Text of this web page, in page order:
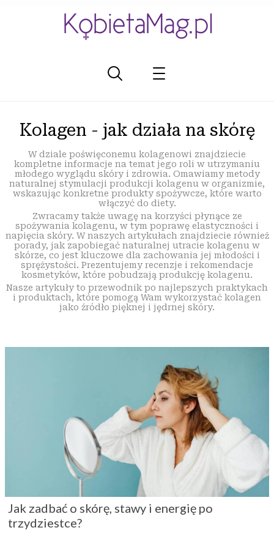
Kolagen - jak działa na skórę
W dziale poświęconemu kolagenowi znajdziecie
kompletne informacje na temat jego roli w utrzymaniu
młodego wyglądu skóry i zdrowia. Omawiamy metody
naturalnej stymulacji produkcji kolagenu w organizmie,
wskazując konkretne produkty spożywcze, które warto
włączyć do diety.
Zwracamy także uwagę na korzyści płynące ze
spożywania kolagenu, w tym poprawę elastyczności i
napięcia skóry. W naszych artykułach znajdziecie również
porady, jak zapobiegać naturalnej utracie kolagenu w
skórze, co jest kluczowe dla zachowania jej młodości i
sprężystości. Prezentujemy recenzje i rekomendacje
kosmetyków, które pobudzają produkcję kolagenu.
Nasze artykuły to przewodnik po najlepszych praktykach
i produktach, które pomogą Wam wykorzystać kolagen
jako źródło pięknej i jędrnej skóry.
Jak zadbać o skórę, stawy i energię po
trzydziestce?